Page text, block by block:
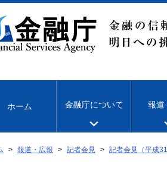
ホーム 金融庁について 報道
報道・広報 記者会見 記者会見（平成